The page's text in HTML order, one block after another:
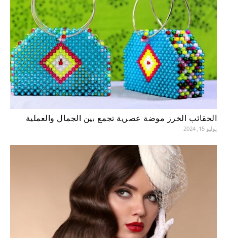
الحقائب الخرز موضة عصرية تجمع بين الجمال والعملية
يوليو 15, 2024